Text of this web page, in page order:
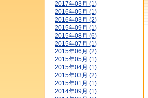
2017年03月 (1)
2016年05月 (1)
2016年03月 (2)
2015年09月 (1)
2015年08月 (6)
2015年07月 (1)
2015年06月 (2)
2015年05月 (1)
2015年04月 (1)
2015年03月 (2)
2015年01月 (1)
2014年09月 (1)